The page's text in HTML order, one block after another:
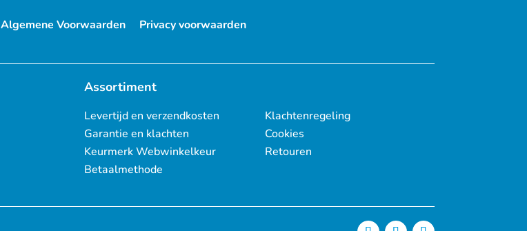
Algemene Voorwaarden Privacy voorwaarden
Assortiment
Levertijd en verzendkosten
Garantie en klachten
Keurmerk Webwinkelkeur
Betaalmethode
Klachtenregeling
Cookies
Retouren